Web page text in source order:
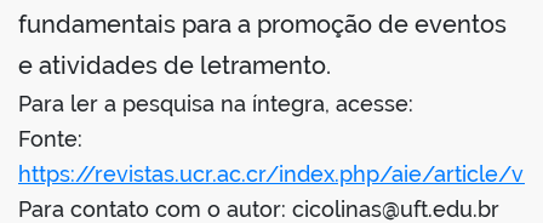
fundamentais para a promoção de eventos
e atividades de letramento.
Para ler a pesquisa na íntegra, acesse:
Fonte:
https://revistas.ucr.ac.cr/index.php/aie/article/
Para contato com o autor: cicolinas@uft.edu.br